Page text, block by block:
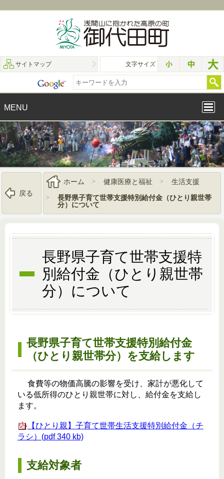
サイトマップ 文字サイズ
MENU
戻る
ホーム 健康医療と福祉
生活支援
長野県子育て世帯支援特別給付金（ひとり親世帯
分）について
長野県子育て世帯支援特
別給付金（ひとり親世帯
分）について
長野県子育て世帯支援特別給付金
（ひとり親世帯分）を支給します
食費等の物価高騰の影響を受け、家計が悪化して
いる低所得のひとり親世帯に対し、給付金を支給し
ます。
【ひとり親】子育て世帯生活支援特別給付金（チ
ラシ）(pdf 340 kb)
支給対象者